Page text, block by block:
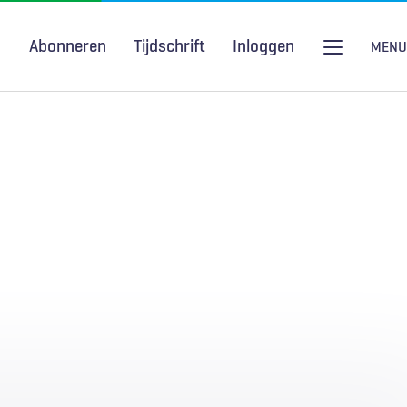
Abonneren Tijdschrift Inloggen MENU